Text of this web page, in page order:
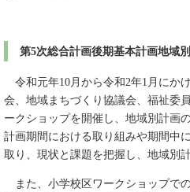
第5次総合計画後期基本計画地域
令和元年10月から令和2年1月にか
会、地域まちづくり協議会、福祉委
ークショップを開催し、地域別計画
計画期間における取り組みや期間中
取り、現状と課題を把握し、地域別
また、小学校区ワークショップで